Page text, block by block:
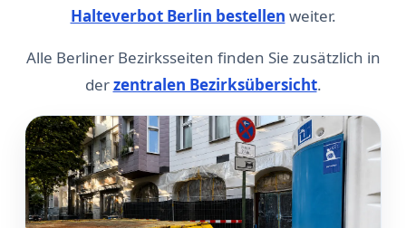
Halteverbot Berlin bestellen weiter.
Alle Berliner Bezirksseiten finden Sie zusätzlich in
derzentralen Bezirksübersicht.